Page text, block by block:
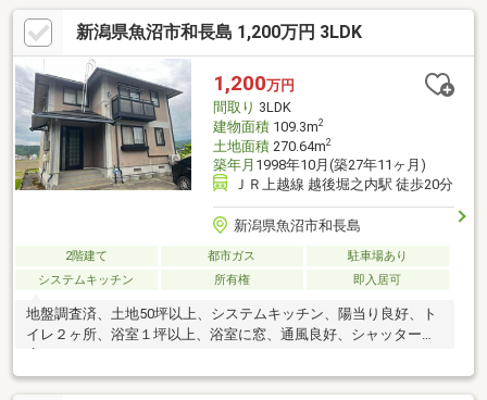
の予定です。ご期待ください！■リフォーム内容システムキッチ
ン新品交換／ユニットバス新品交換／洗面化粧台新品交換／トイ
レ新品交換／給湯器新品交換／クロス張替え／床一部ＣＦ張替え
／建具新品交換／畳表替え／大工工事／設備工事／電気工事／ハ
ウスクリーニング
新潟県魚沼市和長島 1,200万円 3LDK
1,200万円
間取り 3LDK
建物面積109.3m2
土地面積270.64m2
築年月 1998年10月(築27年11ヶ月)
ＪＲ上越線 越後堀之内駅 徒歩20分
新潟県魚沼市和長島
2階建て 都市ガス
駐車場あり
システムキッチン
所有権 即入居可
地盤調査済、土地50坪以上、システムキッチン、陽当り良好、ト
イレ２ヶ所、浴室１坪以上、浴室に窓、通風良好、シャッター車